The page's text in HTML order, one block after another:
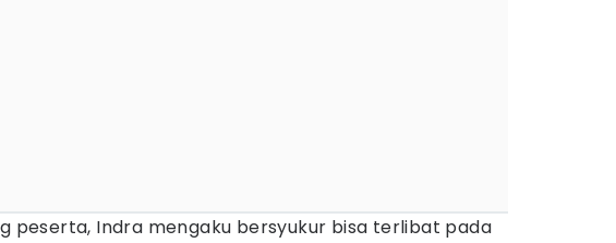
peserta, Indra mengaku bersyukur bisa terlibat pada